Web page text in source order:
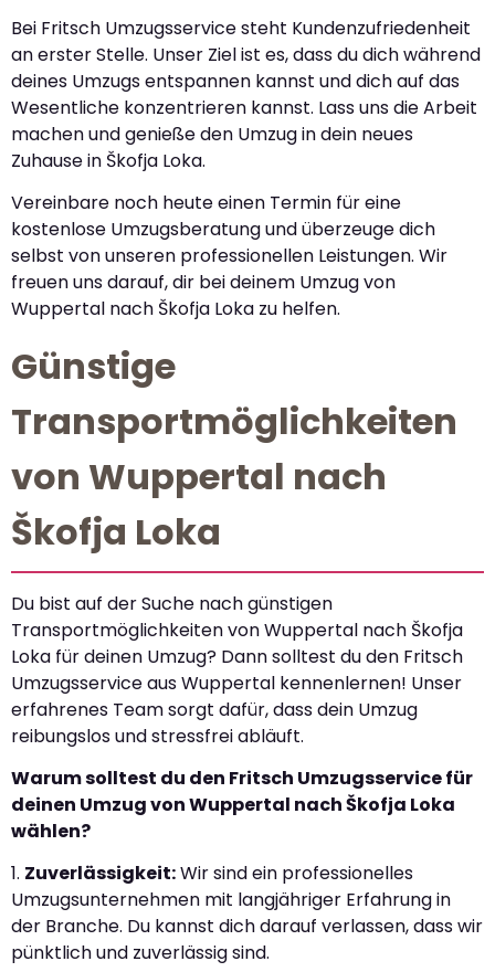
Bei Fritsch Umzugsservice steht Kundenzufriedenheit
an erster Stelle. Unser Ziel ist es, dass du dich während
deines Umzugs entspannen kannst und dich auf das
Wesentliche konzentrieren kannst. Lass uns die Arbeit
machen und genieße den Umzug in dein neues
Zuhause in Škofja Loka.
Vereinbare noch heute einen Termin für eine
kostenlose Umzugsberatung und überzeuge dich
selbst von unseren professionellen Leistungen. Wir
freuen uns darauf, dir bei deinem Umzug von
Wuppertal nach Škofja Loka zu helfen.
Günstige
Transportmöglichkeiten
von Wuppertal nach
Škofja Loka
Du bist auf der Suche nach günstigen
Transportmöglichkeiten von Wuppertal nach Škofja
Loka für deinen Umzug? Dann solltest du den Fritsch
Umzugsservice aus Wuppertal kennenlernen! Unser
erfahrenes Team sorgt dafür, dass dein Umzug
reibungslos und stressfrei abläuft.
Warum solltest du den Fritsch Umzugsservice für
deinen Umzug von Wuppertal nach Škofja Loka
wählen?
1. Zuverlässigkeit:Wir sind ein professionelles
Umzugsunternehmen mit langjähriger Erfahrung in
der Branche. Du kannst dich darauf verlassen, dass wir
pünktlich und zuverlässig sind.